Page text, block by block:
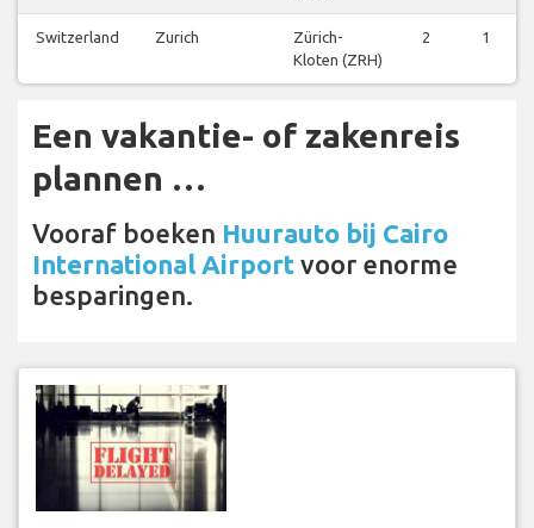
Switzerland Zurich
Zürich-
Kloten (ZRH)
2 1
Een vakantie- of zakenreis
plannen …
Vooraf boeken Huurauto bij Cairo
International Airport voor enorme
besparingen.